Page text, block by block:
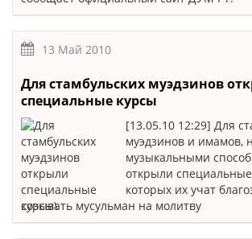
13 Май 2010
Для стамбульских муэдзинов
специальные курсы
[13.05.10 12:29] Для
муэдзинов и имамов,
музыкальными
открыли
которых их учат
созывать мусульман на молитву